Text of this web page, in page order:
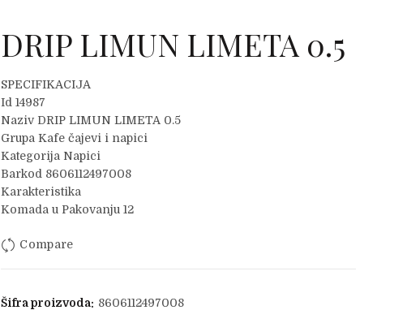
DRIP LIMUN LIMETA 0.5
SPECIFIKACIJA
Id 14987
Naziv DRIP LIMUN LIMETA 0.5
Grupa Kafe čajevi i napici
Kategorija Napici
Barkod 8606112497008
Karakteristika
Komada u Pakovanju 12
Compare
Šifra proizvoda: 8606112497008